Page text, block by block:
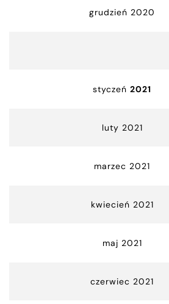
grudzień 2020
styczeń 2021
luty 2021
marzec 2021
kwiecień 2021
maj 2021
czerwiec 2021